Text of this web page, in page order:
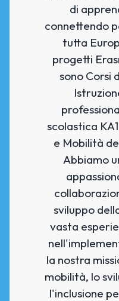
di
connettendo
tutta
progetti
sono Corsi
scolastica
e Mobilità
Abbiamo
sviluppo
vasta
la nostra
mobilità, lo
l'inclusione